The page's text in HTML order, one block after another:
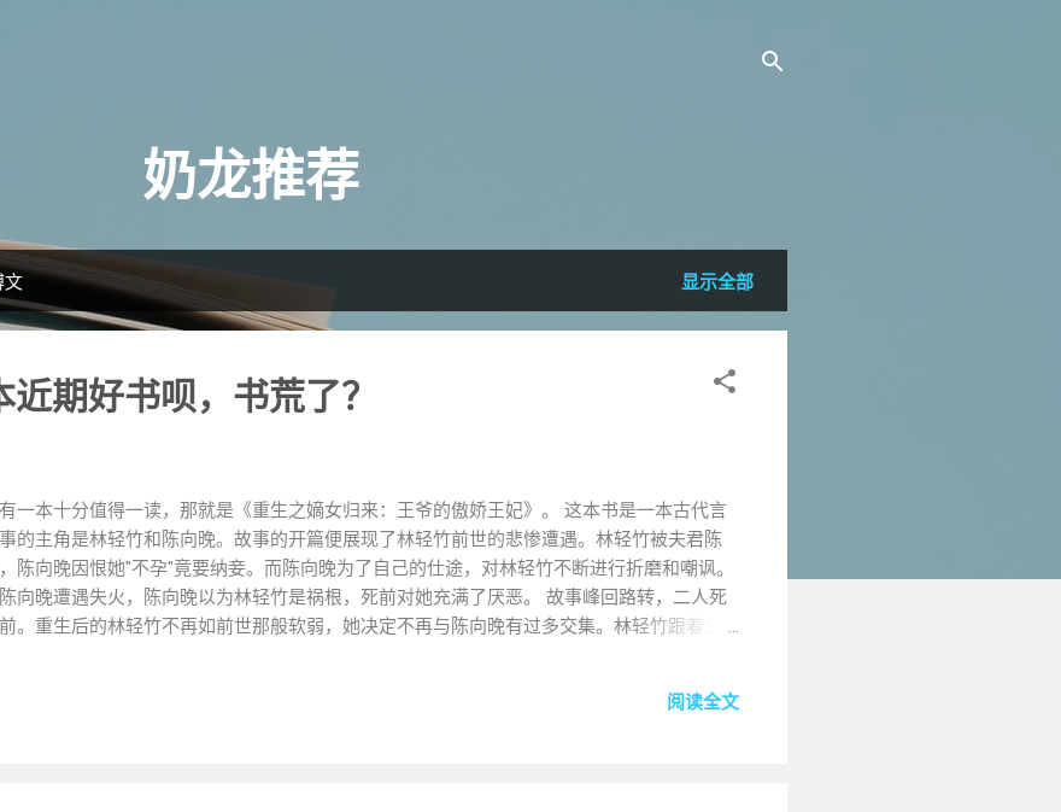
奶龙推荐
文 显示全部
期好书呗，书荒了？
一本十分值得一读，那就是《重生之嫡女归来：王爷的傲娇王妃》。 这本书是一本古代言
的主角是林轻竹和陈向晚。故事的开篇便展现了林轻竹前世的悲惨遭遇。林轻竹被夫君陈
陈向晚因恨她"不孕"竟要纳妾。而陈向晚为了自己的仕途，对林轻竹不断进行折磨和嘲讽。
向晚遭遇失火，陈向晚以为林轻竹是祸根，死前对她充满了厌恶。 故事峰回路转，二人死
。重生后的林轻竹不再如前世那般软弱，她决定不再与陈向晚有过多交集。林轻竹跟着父
南提升政绩。 在一次皇帝为了两国交好举办的宴会上，林轻竹带着儿子参加宴会。此时的
阅读全文